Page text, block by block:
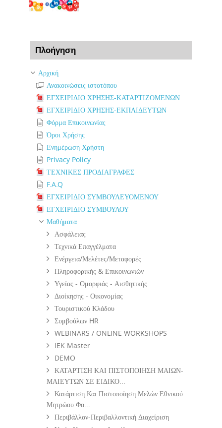
Πλοήγηση
Αρχική
Ανακοινώσεις ιστοτόπου
ΕΓΧΕΙΡΙΔΙΟ ΧΡΗΣΗΣ-ΚΑΤΑΡΤΙΖΟΜΕΝΩΝ
ΕΓΧΕΙΡΙΔΙΟ ΧΡΗΣΗΣ-ΕΚΠΑΙΔΕΥΤΩΝ
Φόρμα Επικοινωνίας
Όροι Χρήσης
Ενημέρωση Χρήστη
Privacy Policy
ΤΕΧΝΙΚΕΣ ΠΡΟΔΙΑΓΡΑΦΕΣ
F.A.Q
ΕΓΧΕΙΡΙΔΙΟ ΣΥΜΒΟΥΛΕΥΟΜΕΝΟΥ
ΕΓΧΕΙΡΙΔΙΟ ΣΥΜΒΟΥΛΟΥ
Μαθήματα
Ασφάλειας
Τεχνικά Επαγγέλματα
Ενέργεια/Μελέτες/Μεταφορές
Πληροφορικής & Επικοινωνιών
Υγείας - Ομορφιάς - Αισθητικής
Διοίκησης - Οικονομίας
Τουριστικού Κλάδου
Συμβούλων HR
WEBINARS / ONLINE WORKSHOPS
IEK Master
DEMO
ΚΑΤΑΡΤΙΣΗ ΚΑΙ ΠΙΣΤΟΠΟΙΗΣΗ ΜΑΙΩΝ-
ΜΑΙΕΥΤΩΝ ΣΕ ΕΙΔΙΚΟ...
Κατάρτιση Και Πιστοποίηση Μελών Εθνικού
Μητρώου Φο...
Περιβάλλον-Περιβαλλοντική Διαχείριση